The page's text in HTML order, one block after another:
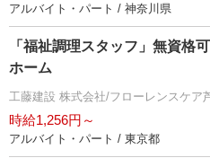
アルバイト・パート / 神奈川県
「福祉調理スタッフ」無資格
ホーム
工藤建設 株式会社/フローレンスケア
時給1,256円～
アルバイト・パート / 東京都